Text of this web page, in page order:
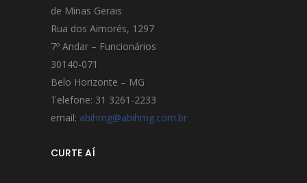
de Minas Gerais
Rua dos Aimorés, 1297
7º Andar – Funcionários
30140-071
Belo Horizonte – MG
Telefone: 31 3261-2233
email: abihmg@abihmg.com.br
CURTE AÍ